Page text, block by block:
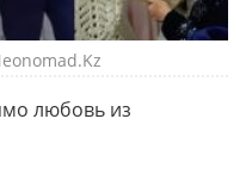
любовь из